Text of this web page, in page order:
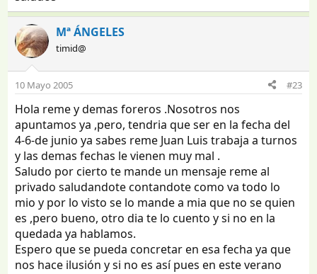
Mª ÁNGELES
timid@
10 Mayo 2005 #23
Hola reme y demas foreros .Nosotros nos
apuntamos ya ,pero, tendria que ser en la fecha del
4-6-de junio ya sabes reme Juan Luis trabaja a turnos
y las demas fechas le vienen muy mal .
Saludo por cierto te mande un mensaje reme al
privado saludandote contandote como va todo lo
mio y por lo visto se lo mande a mia que no se quien
es ,pero bueno, otro dia te lo cuento y si no en la
quedada ya hablamos.
Espero que se pueda concretar en esa fecha ya que
nos hace ilusión y si no es así pues en este verano